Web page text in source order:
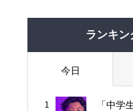
ランキン
今日
1
「中学